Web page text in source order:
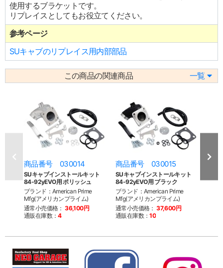
使用するブラケットです。
リプレイスとしてもお役立てください。
参考ページ
SUキャブのリプレイス用内部部品
この商品の関連商品 一覧
商品番号 030014
SUキャブインストールキット
84-92yEVO用 ポリッシュ
ブランド：American Prime
Mfg(アメリカンプライム)
通常小売価格： 36,100円
通販在庫数：4
商品番号 030015
SUキャブインストールキット
84-92yEVO用 ブラック
ブランド：American Prime
Mfg(アメリカンプライム)
通常小売価格： 37,600円
通販在庫数：10
93-